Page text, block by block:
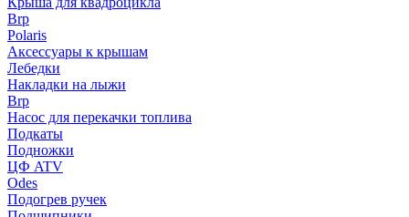
Brp
Polaris
Аксессуары к крышам
Лебедки
Накладки на лыжи
Brp
Насос для перекачки топлива
Подкаты
Подножки
ЦФ ATV
Odes
Подогрев ручек